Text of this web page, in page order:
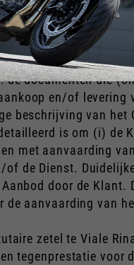
jaar of ouder die
Goed en/of
voorwaarden.
documenten die
en/of levering
beschrijving van
is om (i)
met aanvaarding
of de Dienst.
door de
aanvaarding van
zetel te Viale
tegenprestatie